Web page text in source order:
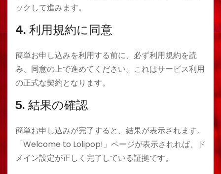
ックして進みます。
4. 利用規約に同意
簡単お申し込みを利用する前に、必ず利用規約を読
み、同意の上で進めてください。これはサービス利用
の正式な契約となります。
5. 結果の確認
簡単お申し込みが完了すると、結果が表示されます。
「Welcome to Lolipop!」ページが表示されれば、ド
メイン設定が正しく完了している証拠です。